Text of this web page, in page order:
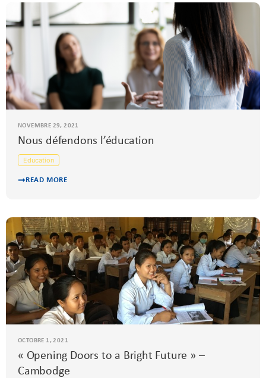
NOVEMBRE 29, 2021
Nous défendons l’éducation
Education
READ MORE
OCTOBRE 1, 2021
« Opening Doors to a Bright Future » –
Cambodge